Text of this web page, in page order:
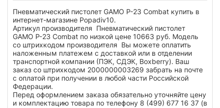
Пневматический пистолет GAMO P-23 Combat купить в
интернет-магазине Popadiv10.
Артикул производителя Пневматический пистолет
GAMO P-23 Combat по низкой цене 10663 руб. Модель
со штрихкодом производителя Вы можете оплатить
наложенным платежем с доставкой или в отделении
транспортной компании (ПЭК, СДЭК, Boxberry). Ваш
заказ со штрихкодом 2000000003269 забрать на почте
с оплатой при получении в любой части Российской
Федерации.
Перед оформлением заказа обязательно уточняйте цену
и комплектацию товара по телефону 8 (499) 677 16 37 (в